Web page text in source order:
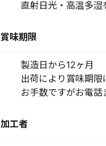
直射日光・高温多湿
賞味期限
製造日から12ヶ月
出荷により賞味期限
お手数ですがお電話
加工者